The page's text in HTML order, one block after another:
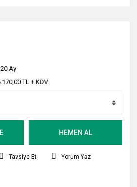
Ay
TL + KDV
HEMEN AL
Tavsiye Et Yorum Yaz